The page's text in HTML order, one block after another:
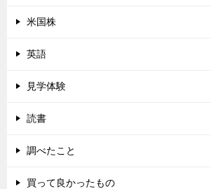
米国株
英語
見学体験
読書
調べたこと
買って良かったもの